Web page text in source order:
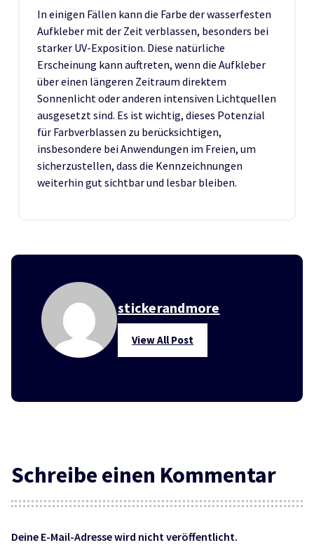
In einigen Fällen kann die Farbe der wasserfesten
Aufkleber mit der Zeit verblassen, besonders bei
starker UV-Exposition. Diese natürliche
Erscheinung kann auftreten, wenn die Aufkleber
über einen längeren Zeitraum direktem
Sonnenlicht oder anderen intensiven Lichtquellen
ausgesetzt sind. Es ist wichtig, dieses Potenzial
für Farbverblassen zu berücksichtigen,
insbesondere bei Anwendungen im Freien, um
sicherzustellen, dass die Kennzeichnungen
weiterhin gut sichtbar und lesbar bleiben.
stickerandmore
View All Post
Schreibe einen Kommentar
Deine E-Mail-Adresse wird nicht veröffentlicht.